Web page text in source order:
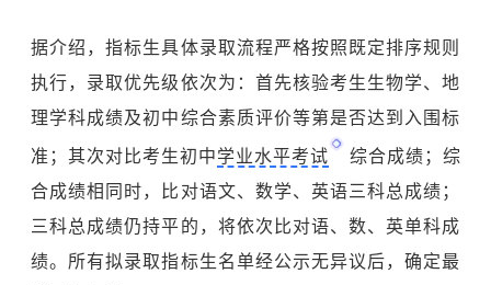
据介绍，指标生具体录取流程严格按照既定排序规则
执行，录取优先级依次为：首先核验考生生物学、地
理学科成绩及初中综合素质评价等第是否达到入围标
准；其次对比考生初中学业水平考试
综合成绩；综
合成绩相同时，比对语文、数学、英语三科总成绩；
三科总成绩仍持平的，将依次比对语、数、英单科成
绩。所有拟录取指标生名单经公示无异议后，确定最